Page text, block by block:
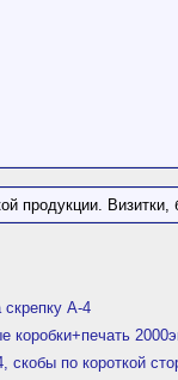
продукции.
А-4
коробки+печать
скобы по короткой